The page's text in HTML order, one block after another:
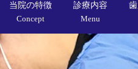
当院の特徴
Concept
診療内容
Menu